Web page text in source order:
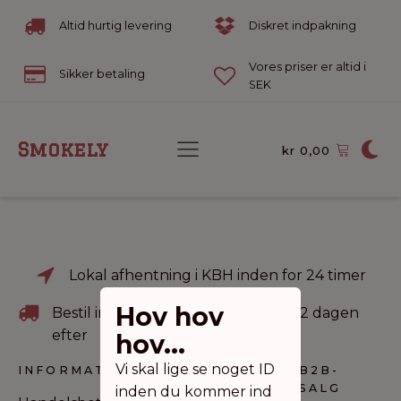
Altid hurtig levering Diskret indpakning
Sikker betaling
Vores priser er altid i
SEK
Smokely kr 0,00
Lokal afhentning i KBH inden for 24 timer
Bestil inden kl 22 og afhent fra kl. 12 dagen
efter
INFORMATION KONTAKT
B2B-
SALG
Hov hov
hov...
Vi skal lige se noget ID
inden du kommer ind